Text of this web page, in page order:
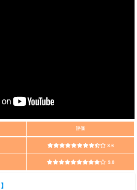
評価
8.6
9.0
】